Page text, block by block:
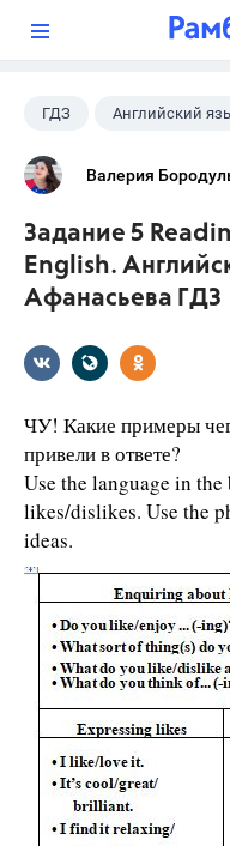
ГДЗ Английский
Афанасьева О. В.
Валерия
Задание 5
English.
Афанасьева ГДЗ
ЧУ! Какие примеры
привели в ответе?
Use the language in
likes/dislikes. Use the
ideas.